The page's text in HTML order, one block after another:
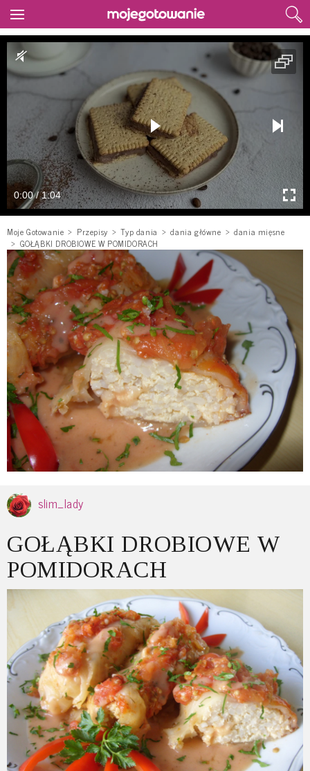
0:00 / 1:04
Moje Gotowanie Przepisy Typ dania dania główne
dania mięsne
GOŁĄBKI DROBIOWE W POMIDORACH
slim_lady
GOŁĄBKI DROBIOWE W
POMIDORACH